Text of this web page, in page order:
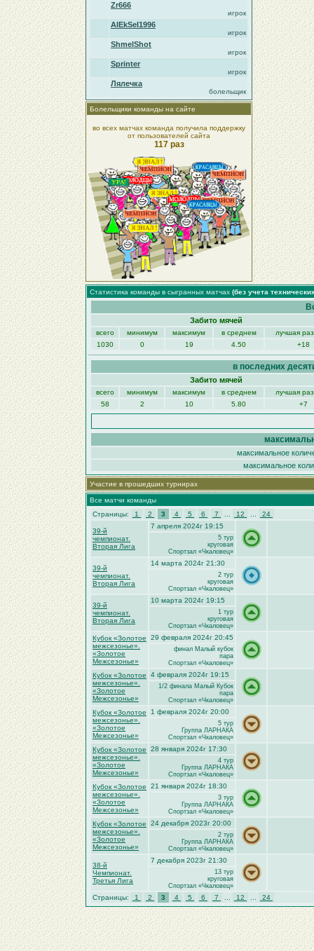
Zr666
игрок
AlEkSeI1996
игрок
ShmelShot
игрок
Sprinter
игрок
Лялечка
болельщик
Болельщики команды на сайте
во всех матчах команда получила поддержку
от пользователей сайта
117 раз
Статистика команды в сыгранных матчах (без учета
Забито мячей
всего минимум максимум в среднем
лучшая
1030
0 19 4.50 +18
в последних
Забито мячей
всего минимум максимум в среднем
лучшая
58
2 10 5.80 +7
максимальное
максимальное
Участие в прошедших турнирах
Все матчи команды
Страницы:
1 2 3 4 5 6 7 12 24
39-й
чемпионат.
Вторая Лига
7 апреля 2024г 19:15
5 тур
круговая
Спортзал «Чкаловец»
39-й
чемпионат.
Вторая Лига
14 марта 2024г 21:30
2 тур
круговая
Спортзал «Чкаловец»
39-й
чемпионат.
Вторая Лига
10 марта 2024г 19:15
1 тур
круговая
Спортзал «Чкаловец»
Кубок «Золотое
межсезонье».
«Золотое
Межсезонье»
29 февраля 2024г 20:45
финал Малый кубок
пара
Спортзал «Чкаловец»
Кубок «Золотое
межсезонье».
«Золотое
Межсезонье»
4 февраля 2024г 19:15
1/2 финала Малый Кубок
пара
Спортзал «Чкаловец»
Кубок «Золотое
межсезонье».
«Золотое
Межсезонье»
1 февраля 2024г 20:00
5 тур
Группа ЛАРНАКА
Спортзал «Чкаловец»
Кубок «Золотое
межсезонье».
«Золотое
Межсезонье»
28 января 2024г 17:30
4 тур
Группа ЛАРНАКА
Спортзал «Чкаловец»
Кубок «Золотое
межсезонье».
«Золотое
Межсезонье»
21 января 2024г 18:30
3 тур
Группа ЛАРНАКА
Спортзал «Чкаловец»
Кубок «Золотое
межсезонье».
«Золотое
Межсезонье»
24 декабря 2023г 20:00
2 тур
Группа ЛАРНАКА
Спортзал «Чкаловец»
38-й
Чемпионат.
Третья Лига
7 декабря 2023г 21:30
13 тур
круговая
Спортзал «Чкаловец»
Страницы: 1 2 3 4 5 6 7 12 24